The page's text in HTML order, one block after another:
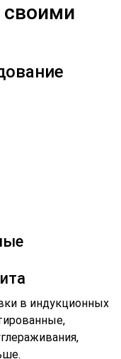
своими
в индукционных